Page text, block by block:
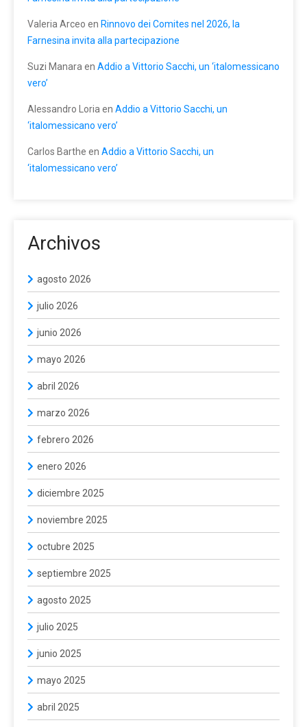
Valeria Arceo en Rinnovo dei Comites nel 2026, la
Farnesina invita alla partecipazione
Suzi Manara en Addio a Vittorio Sacchi, un ‘italomessicano
vero’
Alessandro Loria en Addio a Vittorio Sacchi, un
‘italomessicano vero’
Carlos Barthe en Addio a Vittorio Sacchi, un
‘italomessicano vero’
Archivos
agosto 2026
julio 2026
junio 2026
mayo 2026
abril 2026
marzo 2026
febrero 2026
enero 2026
diciembre 2025
noviembre 2025
octubre 2025
septiembre 2025
agosto 2025
julio 2025
junio 2025
mayo 2025
abril 2025